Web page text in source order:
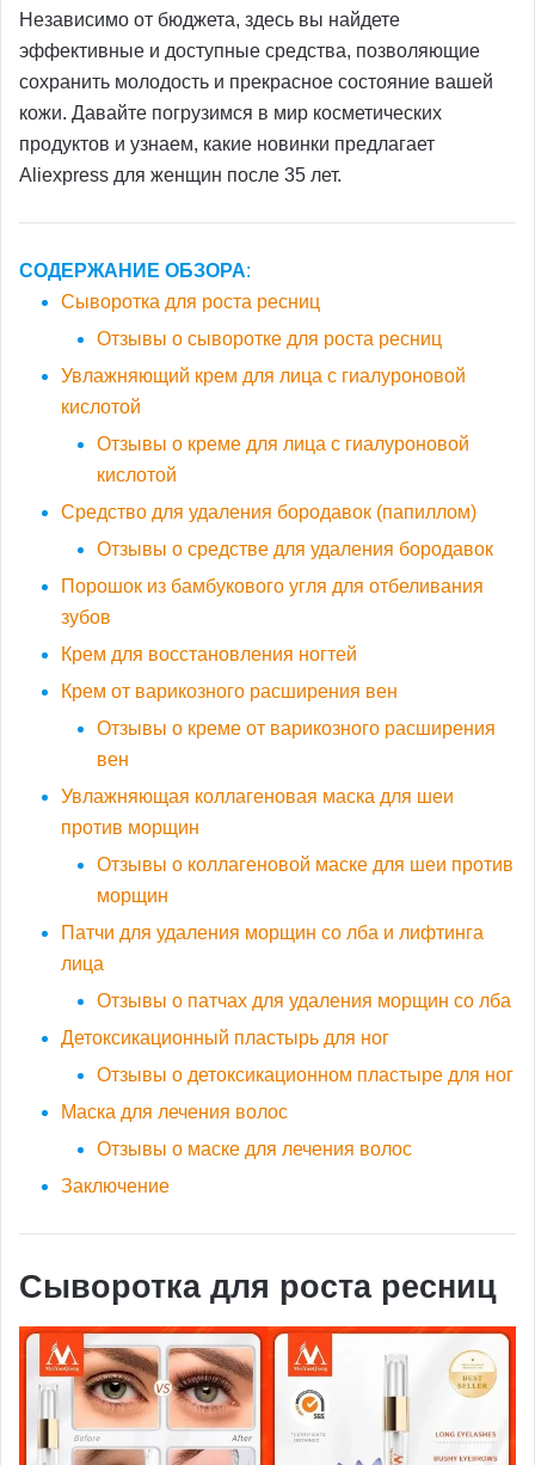
Независимо от бюджета, здесь вы найдете
эффективные и доступные средства, позволяющие
сохранить молодость и прекрасное состояние вашей
кожи. Давайте погрузимся в мир косметических
продуктов и узнаем, какие новинки предлагает
Aliexpress для женщин после 35 лет.
СОДЕРЖАНИЕ ОБЗОРА:
Сыворотка для роста ресниц
Отзывы о сыворотке для роста ресниц
Увлажняющий крем для лица с гиалуроновой
кислотой
Отзывы о креме для лица с гиалуроновой
кислотой
Средство для удаления бородавок (папиллом)
Отзывы о средстве для удаления бородавок
Порошок из бамбукового угля для отбеливания
зубов
Крем для восстановления ногтей
Крем от варикозного расширения вен
Отзывы о креме от варикозного расширения
вен
Увлажняющая коллагеновая маска для шеи
против морщин
Отзывы о коллагеновой маске для шеи против
морщин
Патчи для удаления морщин со лба и лифтинга
лица
Отзывы о патчах для удаления морщин со лба
Детоксикационный пластырь для ног
Отзывы о детоксикационном пластыре для ног
Маска для лечения волос
Отзывы о маске для лечения волос
Заключение
Сыворотка для роста ресниц